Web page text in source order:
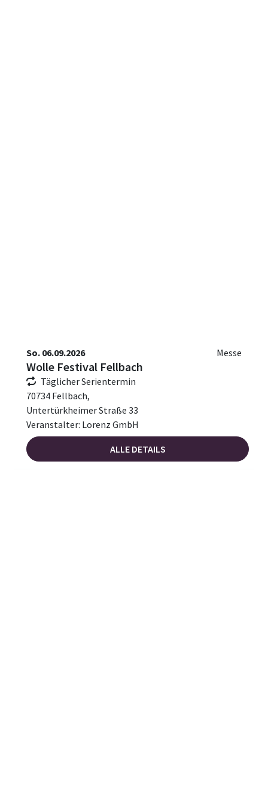
So. 06.09.2026 Messe
Wolle Festival Fellbach
Täglicher Serientermin
70734 Fellbach,
Untertürkheimer Straße 33
Veranstalter: Lorenz GmbH
ALLE DETAILS